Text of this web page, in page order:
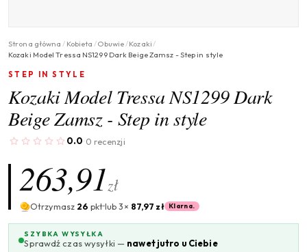
Strona główna / Kobieta /Obuwie/Kozaki/
Kozaki Model Tressa NS1299 Dark Beige Zamsz - Step in style
STEP IN STYLE
Kozaki Model Tressa NS1299 Dark
Beige Zamsz - Step in style
0.0· 0 recenzji
263,91zł
Otrzymasz 26 pktlub 3× 87,97 zł Klarna.
SZYBKA WYSYŁKA
Sprawdź czas wysyłki — nawet jutro u Ciebie